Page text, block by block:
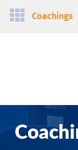
Navigation
Coachings